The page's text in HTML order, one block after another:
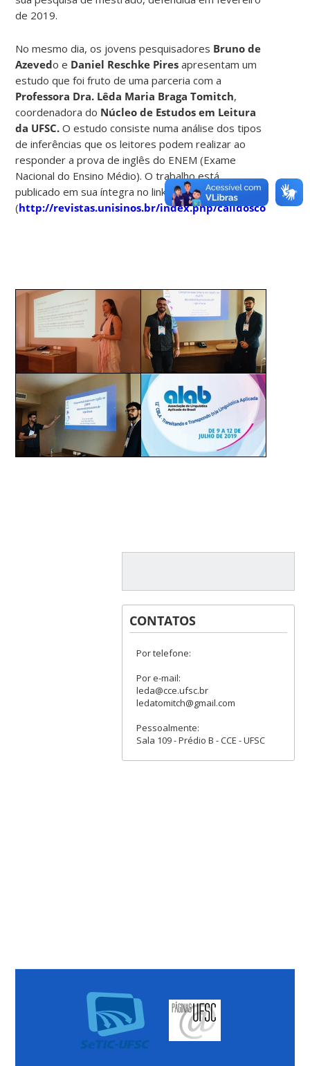
de 2019.
No mesmo dia, os jovens pesquisadores Bruno de
Azevedo e Daniel Reschke Pires apresentam um
estudo que foi fruto de uma parceria com a
Professora Dra. Lêda Maria Braga Tomitch,
coordenadora do Núcleo de Estudos em Leitura
da UFSC. O estudo consiste numa análise dos tipos
de inferências que os leitores podem realizar ao
responder a prova de inglês do ENEM (Exame
Nacional do Ensino Médio). O trabalho está
publicado em sua íntegra no link
(http://revistas.unisinos.br/index.php/calidoscopio/
CONTATOS
Por telefone:
Por e-mail:
leda@cce.ufsc.br
ledatomitch@gmail.com
Pessoalmente:
Sala 109 - Prédio B - CCE - UFSC